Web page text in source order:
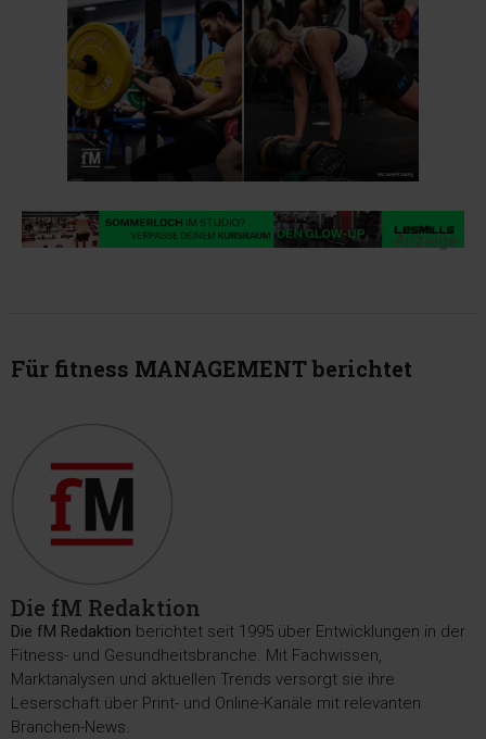
-Anzeige-
Für fitness MANAGEMENT berichtet
Die fM Redaktion
Die fM Redaktion berichtet seit 1995 über Entwicklungen in der
Fitness- und Gesundheitsbranche. Mit Fachwissen,
Marktanalysen und aktuellen Trends versorgt sie ihre
Leserschaft über Print- und Online-Kanäle mit relevanten
Branchen-News.